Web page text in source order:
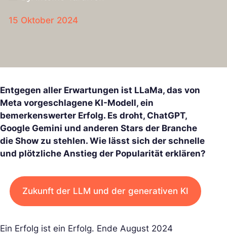
15 Oktober 2024
Entgegen aller Erwartungen ist LLaMa, das von
Meta vorgeschlagene KI-Modell, ein
bemerkenswerter Erfolg. Es droht, ChatGPT,
Google Gemini und anderen Stars der Branche
die Show zu stehlen. Wie lässt sich der schnelle
und plötzliche Anstieg der Popularität erklären?
Zukunft der LLM und der generativen KI
Ein Erfolg ist ein Erfolg. Ende August 2024